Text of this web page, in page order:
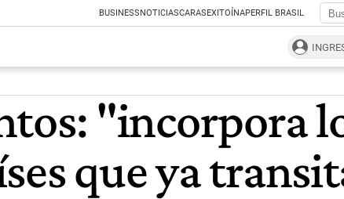
BUSINESSNOTICIASCARASEXITOÍNAPERFIL BRASIL
"incorpora
que ya